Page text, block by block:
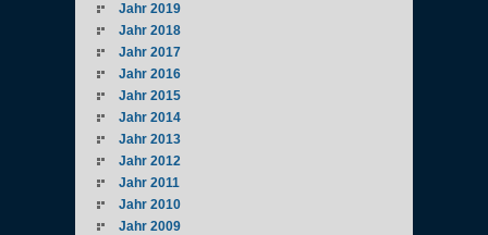
Jahr 2019
Jahr 2018
Jahr 2017
Jahr 2016
Jahr 2015
Jahr 2014
Jahr 2013
Jahr 2012
Jahr 2011
Jahr 2010
Jahr 2009